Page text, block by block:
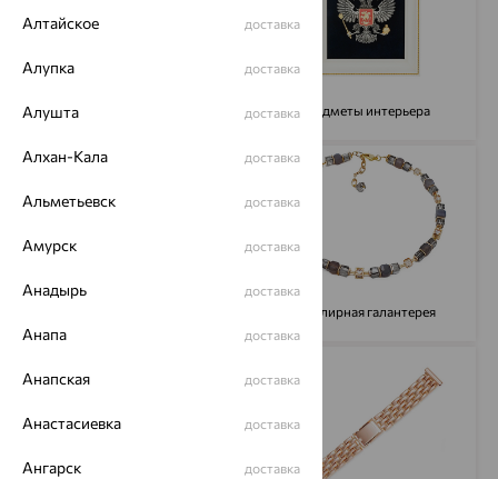
Предметы интерьера
Ювелирная галантерея
Алтайское доставка
Алупка доставка
Алушта доставка
Алхан-Кала доставка
Альметьевск доставка
Амурск доставка
Анадырь доставка
Анапа доставка
Анапская доставка
Анастасиевка доставка
Ангарск доставка